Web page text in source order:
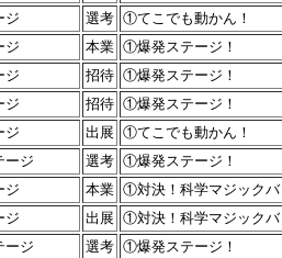
ジ 選考 ①てこでも動かん！
ジ 本業 ①爆発ステージ！
ジ 招待 ①爆発ステージ！
ジ 招待 ①爆発ステージ！
ジ 出展 ①てこでも動かん！
ージ 選考 ①爆発ステージ！
ジ 本業 ①対決！科学マジックバ
ジ 出展 ①対決！科学マジックバ
ージ 選考 ①爆発ステージ！